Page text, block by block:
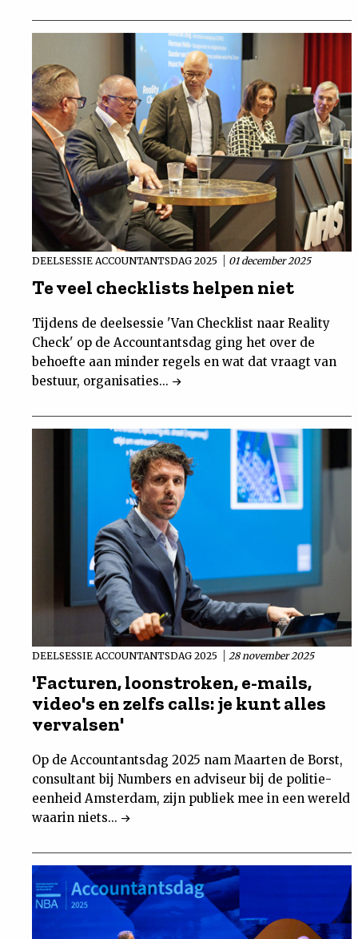
DEELSESSIE ACCOUNTANTSDAG 2025 01 december 2025
Te veel checklists helpen niet
Tijdens de deelsessie 'Van Checklist naar Reality
Check' op de Accountantsdag ging het over de
behoefte aan minder regels en wat dat vraagt van
bestuur, organisaties...
DEELSESSIE ACCOUNTANTSDAG 2025 28 november 2025
'Facturen, loonstroken, e-mails,
video's en zelfs calls: je kunt alles
vervalsen'
Op de Accountantsdag 2025 nam Maarten de Borst,
consultant bij Numbers en adviseur bij de politie-
eenheid Amsterdam, zijn publiek mee in een wereld
waarin niets...